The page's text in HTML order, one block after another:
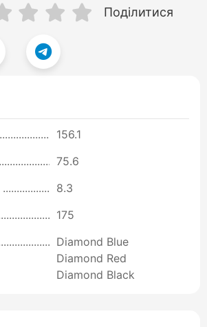
Поділитися
156.1
75.6
8.3
175
Diamond Blue
Diamond Red
Diamond Black